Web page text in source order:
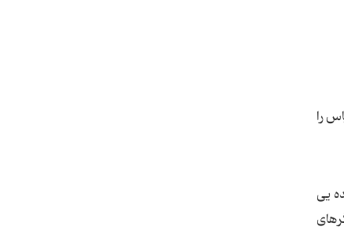
را
یی